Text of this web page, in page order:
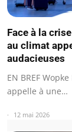
Face à la
au climat
audacieuses
EN BREF
appelle à une…
12 mai 2026